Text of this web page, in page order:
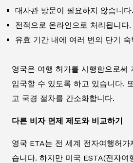
대사관 방문이 필요하지 않습니다.
전적으로 온라인으로 처리됩니다.
유효 기간 내에 여러 번의 단기
영국은 여행 허가를 시행함으로써
입국할 수 있도록 하고 있습니다.
고 국경 절차를 간소화합니다.
다른 비자 면제 제도와 비교하기
영국 ETA는 전 세계 전자여행허가
습니다. 하지만 미국 ESTA(전자여